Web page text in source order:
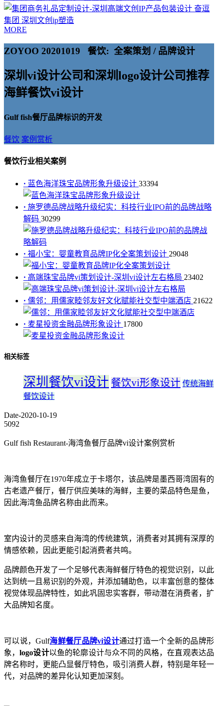
奋逗
集团 深圳文创ip塑造
MORE
ZOYOO 20201019 餐饮: 全案策划 / 品牌设计
深圳vi设计公司和深圳logo设计公司推荐
海鲜餐饮vi设计
Gulf fish餐厅品牌标识的开发
餐饮 案例赏析
餐饮行业相关案例
· 蓝色海洋珠宝品牌形象升级设计 33394
· 施罗德品牌战略升级纪实：科技行业IPO前的品牌战略
解码 30299
· 福小宝：婴童教育品牌IP化全案策划设计 29048
· 高端珠宝品牌vi策划设计-深圳vi设计左右格局 23402
· 儒邻：用儒家睦邻友好文化赋能社交型中端酒店 21622
· 麦星投资金融品牌形象设计 17800
相关标签
深圳餐饮vi设计 餐饮vi形象设计 传统海鲜
餐饮设计
Date-2020-10-19
5092
Gulf fish Restaurant-海湾鱼餐厅品牌vi设计案例赏析
海湾鱼餐厅在1970年成立于卡塔尔，该品牌是墨西哥湾固有的
古老遗产餐厅，餐厅供应美味的海鲜，主要的菜品特色是鱼，
因此海湾鱼品牌名称由此而来。
室内设计的灵感来自海湾的传统建筑，消费者对其拥有深厚的
情感依赖，因此更能引起消费者共鸣。
品牌颜色开发了一个足够代表海鲜餐厅特色的视觉识别，以此
达到统一且易识别的外观，并添加辅助色，以丰富创意的整体
视觉体现品牌特性，如此巩固忠实客群，带动潜在消费者，扩
大品牌知名度。
可以说，Gulf海鲜餐厅品牌vi设计通过打造一个全新的品牌形
象，logo设计以鱼的轮廓设计与众不同的风格，在直观表达品
牌名称时，更能凸显餐厅特色，吸引消费人群，特别是年轻一
代，对品牌的差异化认知更加深刻。